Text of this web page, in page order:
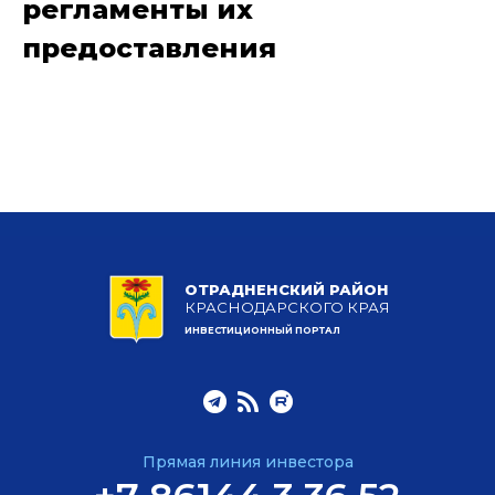
регламенты их
предоставления
ОТРАДНЕНСКИЙ РАЙОН
КРАСНОДАРСКОГО КРАЯ
ИНВЕСТИЦИОННЫЙ ПОРТАЛ
Прямая линия инвестора